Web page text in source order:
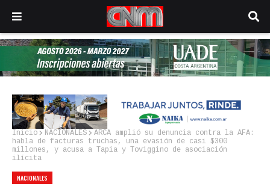
Inicio NACIONALES
ARCA amplió su denuncia contra la AFA:
habla de facturas truchas, una evasión de casi $300
millones, y acusa a Tapia y Toviggino de asociación
ilícita
NACIONALES